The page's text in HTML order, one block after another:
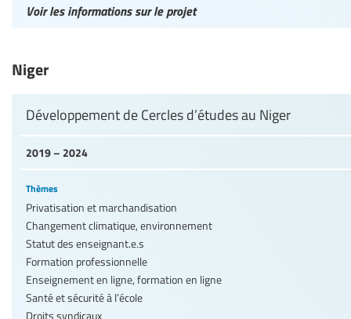
Voir les informations sur le projet
Niger
2019 – 2024
Développement de Cercles d’études au Niger
Thèmes
Privatisation et marchandisation
Changement climatique, environnement
Statut des enseignant.e.s
Formation professionnelle
Enseignement en ligne, formation en ligne
Santé et sécurité à l’école
Droits syndicaux